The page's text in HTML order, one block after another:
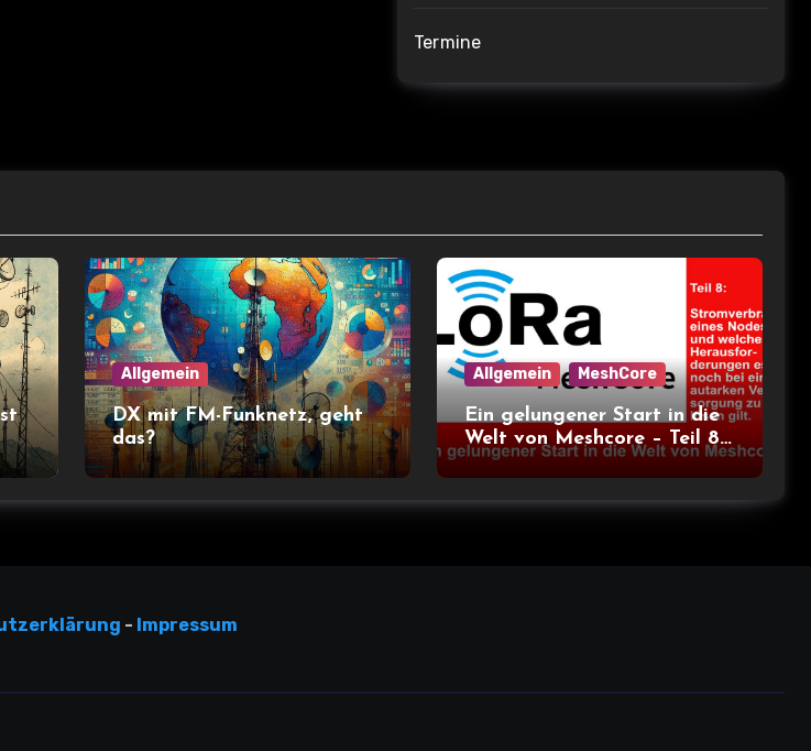
Termine
Allgemein
DX mit FM-Funknetz, geht
das?
Allgemein MeshCore
Ein gelungener Start in die
Welt von Meshcore – Teil 8
– Stromverbrauch bei
verschiedenen Nodes
g - Impressum